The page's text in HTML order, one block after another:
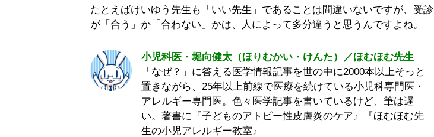
たとえばけいゆう先生も「いい先生」であることは間違いないですが、受診
が「合う」か「合わない」かは、人によって多分違うと思うんですよね。
小児科医・堀向健太（ほりむかい・けんた）／ほむほむ先生
「なぜ？」に答える医学情報記事を世の中に2000本以上そっと
置きながら、25年以上前線で医療を続けている小児科専門医・
アレルギー専門医。色々医学記事を書いているけど、筆は遅
い。著書に『子どものアトピー性皮膚炎のケア』『ほむほむ先
生の小児アレルギー教室』